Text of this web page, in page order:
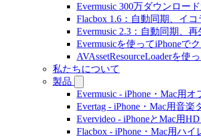
Evermusic 300万ダウンロー
Flacbox 1.6：自動同期、イ
Evermusic 2.3：自動同期、
Evermusicを使ってiPhoneで
AVAssetResourceLoaderを
私たちについて
製品
Evermusic - iPhone・Mac用
Evertag - iPhone・Mac用音楽
Evervideo - iPhoneとMac用
Flacbox - iPhone・Mac用ハ